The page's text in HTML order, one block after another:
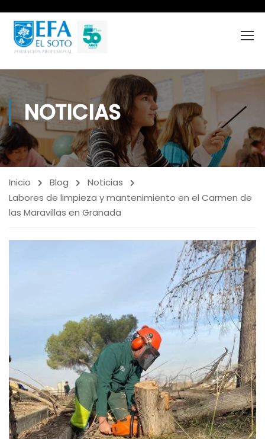
NOTICIAS
Inicio Blog
Noticias
Labores de limpieza y mantenimiento en el Carmen de
las Maravillas en Granada